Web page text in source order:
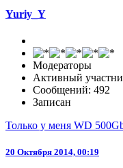
Yuriy_Y
Модераторы
Активный
Сообщений: 492
Записан
Только у меня WD
20 Октября 2014, 00:19